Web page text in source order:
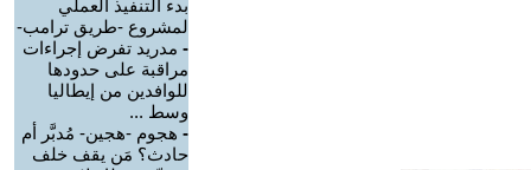
بدء التنفيذ العملي
لمشروع -طريق ترامب-
- مدريد تفرض إجراءات
مراقبة على حدودها
للوافدين من إيطاليا
وسط ...
- هجوم -هجين- مُدبَّر أم
حادث؟ مَن يقف خلف